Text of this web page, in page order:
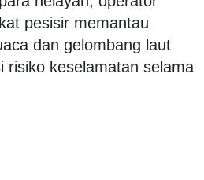
pesisir memantau
dan gelombang laut
risiko keselamatan selama